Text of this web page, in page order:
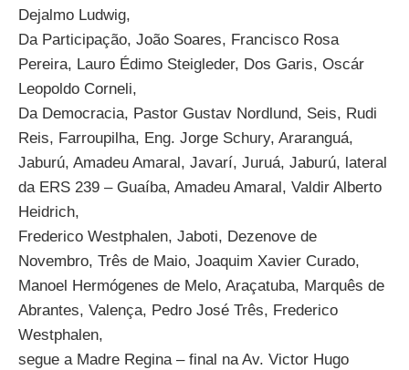
Dejalmo Ludwig,
Da Participação, João Soares, Francisco Rosa
Pereira, Lauro Édimo Steigleder, Dos Garis, Oscár
Leopoldo Corneli,
Da Democracia, Pastor Gustav Nordlund, Seis, Rudi
Reis, Farroupilha, Eng. Jorge Schury, Araranguá,
Jaburú, Amadeu Amaral, Javarí, Juruá, Jaburú, lateral
da ERS 239 – Guaíba, Amadeu Amaral, Valdir Alberto
Heidrich,
Frederico Westphalen, Jaboti, Dezenove de
Novembro, Três de Maio, Joaquim Xavier Curado,
Manoel Hermógenes de Melo, Araçatuba, Marquês de
Abrantes, Valença, Pedro José Três, Frederico
Westphalen,
segue a Madre Regina – final na Av. Victor Hugo